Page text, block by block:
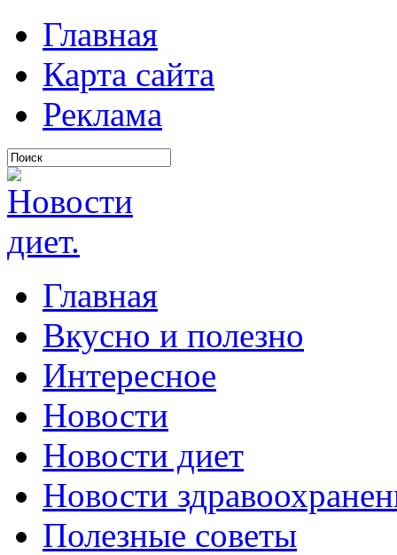
Главная
Карта сайта
Реклама
Главная
Вкусно и полезно
Интересное
Новости
Новости диет
Новости
Полезные советы